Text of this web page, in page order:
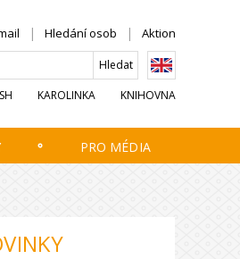
Hledání osob Aktion
KAROLINKA KNIHOVNA
PRO MÉDIA